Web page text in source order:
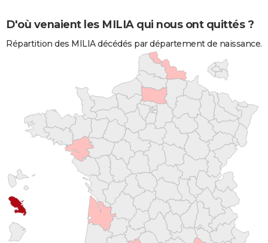
D'où venaient les MILIA qui nous ont quittés ?
Répartition des MILIA décédés par département de naissance.